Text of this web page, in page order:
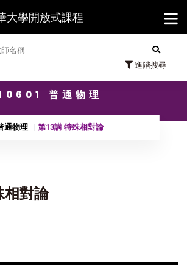
大學開放式課程
進階搜尋
度第2學期研究生論
普通物理
通物理 第13講 特殊相對論
相對論